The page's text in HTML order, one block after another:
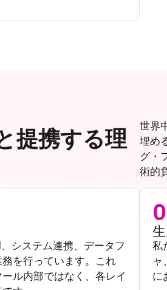
提携する理
世界
埋め
グ・
術的
システム連携、データフ
を行っています。これ
ル内部ではなく、各レイ
私
ャ
に